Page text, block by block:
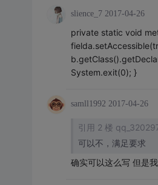
slience_7 2017-04-26
private static void
System.exit(0); }
samll1992 2017-04-26
引用 2 楼
可以不，满足要求
确实可以这么写 但是